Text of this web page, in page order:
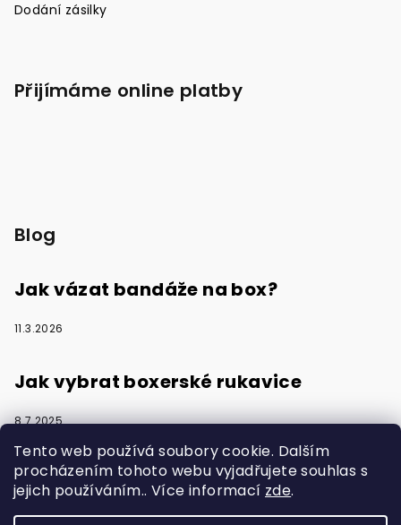
Tento web používá soubory cookie. Dalším
procházením tohoto webu vyjadřujete souhlas s
jejich používáním.. Více informací zde.
Dodání zásilky
Přijímáme online platby
Blog
Jak vázat bandáže na box?
11.3.2026
Jak vybrat boxerské rukavice
8.7.2025
Vytvořilo s